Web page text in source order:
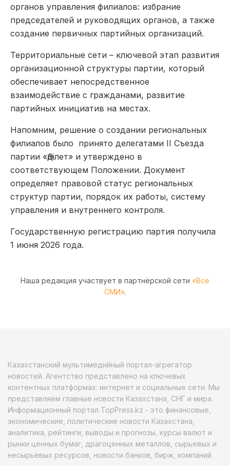
органов управления филиалов: избрание
председателей и руководящих органов, а также
создание первичных партийных организаций.
Территориальные сети – ключевой этап развития
организационной структуры партии, который
обеспечивает непосредственное
взаимодействие с гражданами, развитие
партийных инициатив на местах.
Напомним, решение о создании региональных
филиалов было принято делегатами II Съезда
партии «Әділет» и утверждено в
соответствующем Положении. Документ
определяет правовой статус региональных
структур партии, порядок их работы, систему
управления и внутреннего контроля.
Государственную регистрацию партия получила
1 июня 2026 года.
Наша редакция участвует в партнёрской сети «Все
СМИ».
Казахстанский мультимедийный портал-агрегатор
новостей. Агентство представлено на ключевых
контентных платформах: интернет и социальные сети. Мы
представляем главные новости Казахстана, СНГ и мира.
Информационный портал TopPress.kz - это финансовые,
экономические, политические новости Казахстана,
аналитика, рейтинги, выводы и прогнозы, курсы валют и
рынки ценных бумаг, драгоценных металлов, сырьевых и
несырьевых ресурсов, новости банков, бирж, компаний.